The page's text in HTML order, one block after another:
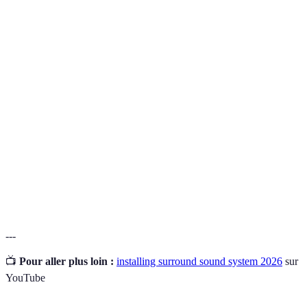
---
📺 Pour aller plus loin : installing surround sound system 2026 sur
YouTube